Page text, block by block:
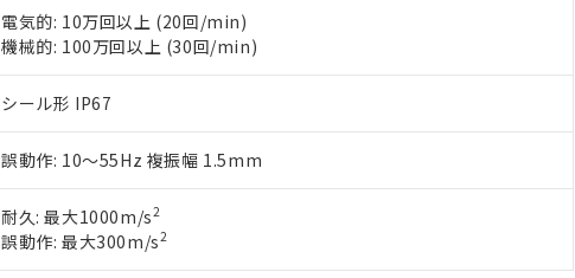
電気的: 10万回以上 (20回/min)
機械的: 100万回以上 (30回/min)
シール形 IP67
誤動作: 10～55Hz 複振幅 1.5mm
耐久: 最大1000m/s2
誤動作: 最大300m/s2
オムロン制御機器販売店や当社販売拠点は「
在庫状況および標準価格結果を当社の事前の承諾なく第三者
ている必要があります。
お客様が当ウェブサイト上で当社にご登録された部品リスト
が、当社の製品・サービスに関するお客様との取引・商談に
さい。
※当社の共同利用者とは、
いる法人を指します。
部品在庫の切り替え状況などにより、予定月が前後することがあり
※3 非含有証明書ダウンロード
下記の非含有証明書をダウンロードすることができます。
EU RoHS指令（10物質）の非含有証明書
51物質の非含有証明書（当社基準）
※2 環境保護使用期限
「ｅ」：有害物質（10物質）のすべてが基準値以下であることを示
「10」：通常の使用状況下において有害物質が外部に漏えいし、
また当社は、販売先および販売に係わる関係者が違法に輸出
たしません。
－
在庫なし(最新の在庫状況については、お客様のお取引先
機器販売店・当社販売員にご確認ください)
空
白
受注生産機種、また在庫状況の情報を公開していない機種